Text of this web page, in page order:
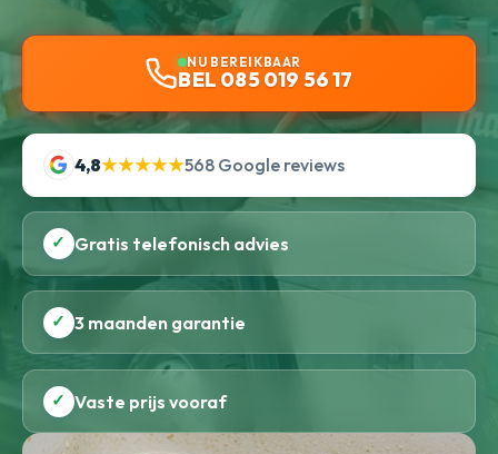
NU BEREIKBAAR
BEL 085 019 56 17
4,8★★★★★568 Google reviews
✓ Gratis telefonisch advies
✓ 3 maanden garantie
✓ Vaste prijs vooraf